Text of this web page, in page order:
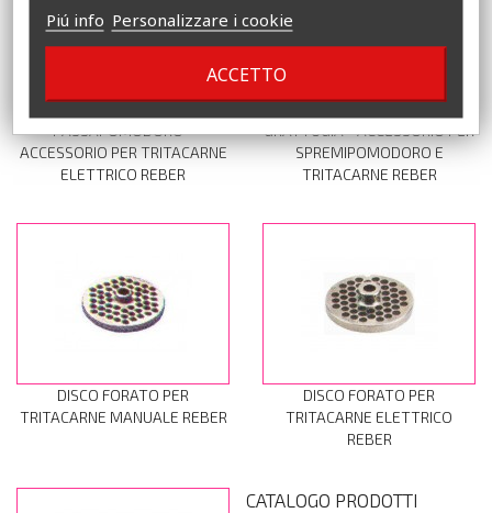
PASSAPOMODORO -
ACCESSORIO PER TRITACARNE
ELETTRICO REBER
GRATTUGIA - ACCESSORIO PER
SPREMIPOMODORO E
TRITACARNE REBER
DISCO FORATO PER
TRITACARNE MANUALE REBER
DISCO FORATO PER
TRITACARNE ELETTRICO
REBER
CATALOGO PRODOTTI
Piú info Personalizzare i cookie
ACCETTO